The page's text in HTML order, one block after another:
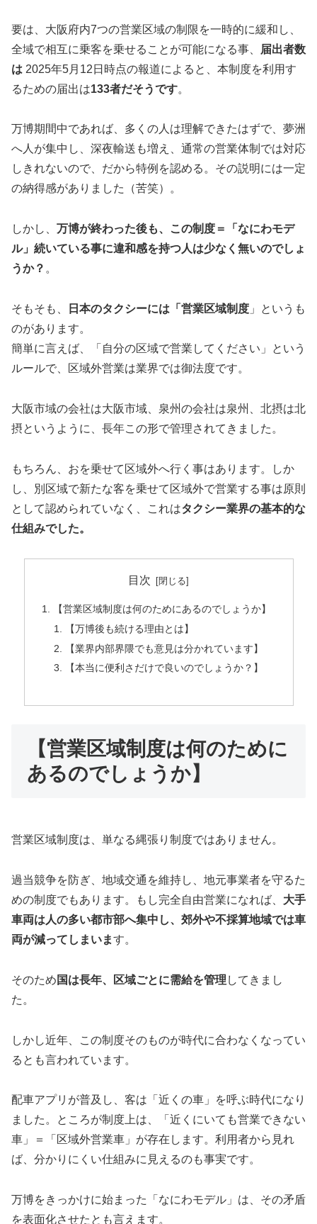
要は、大阪府内7つの営業区域の制限を一時的に緩和し、
全域で相互に乗客を乗せることが可能になる事、
届出者数
は 2025年5月12日時点の報道によると、本制度を利用す
るための届出は133者だそうです。
万博期間中であれば、多くの人は理解できたはずで、夢洲
へ人が集中し、深夜輸送も増え、通常の営業体制では対応
しきれないので、だから特例を認める。その説明には一定
の納得感がありました（苦笑）。
しかし、 万博が終わった後も、この制度＝「なにわモデ
ル」続いている事に違和感を持つ人は少なく無いのでしょ
うか？ 。
そもそも、 日本のタクシーには「営業区域制度 」というも
のがあります。
簡単に言えば、「自分の区域で営業してください」という
ルールで、区域外営業は業界では御法度です。
大阪市域の会社は大阪市域、泉州の会社は泉州、北摂は北
摂というように、長年この形で管理されてきました。
もちろん、おを乗せて区域外へ行く事はあります。しか
し、別区域で新たな客を乗せて区域外で営業する事は原則
として認められていなく、これはタクシー業界の基本的な
仕組みでした。
目次
【営業区域制度は何のためにあるのでしょうか】
【万博後も続ける理由とは】
【業界内部界隈でも意見は分かれています】
【本当に便利さだけで良いのでしょうか？】
【営業区域制度は何のために
あるのでしょうか】
営業区域制度は、単なる縄張り制度ではありません。
過当競争を防ぎ、地域交通を維持し、地元事業者を守るた
めの制度でもあります。もし完全自由営業になれば、 大手
車両は人の多い都市部へ集中し、郊外や不採算地域では車
両が減ってしまいます。
そのため 国は長年、区域ごとに需給を管理 してきまし
た。
しかし近年、この制度そのものが時代に合わなくなってい
るとも言われています。
配車アプリが普及し、客は「近くの車」を呼ぶ時代になり
ました。ところが制度上は、「近くにいても営業できない
車」＝「区域外営業車」が存在します。利用者から見れ
ば、分かりにくい仕組みに見えるのも事実です。
万博をきっかけに始まった「なにわモデル」は、その矛盾
を表面化させたとも言えます。